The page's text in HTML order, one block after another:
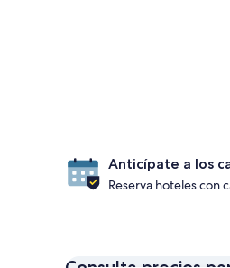
Anticípate a los
Reserva hoteles con